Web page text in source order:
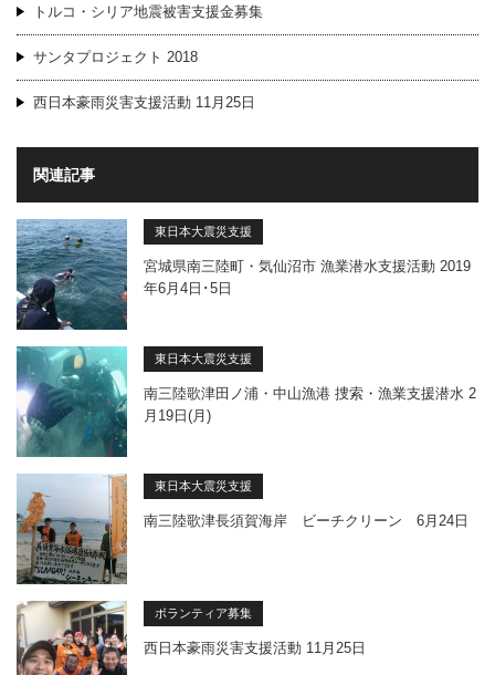
トルコ・シリア地震被害支援金募集
サンタプロジェクト 2018
西日本豪雨災害支援活動 11月25日
関連記事
東日本大震災支援
宮城県南三陸町・気仙沼市 漁業潜水支援活動 2019
年6月4日･5日
東日本大震災支援
南三陸歌津田ノ浦・中山漁港 捜索・漁業支援潜水 2
月19日(月)
東日本大震災支援
南三陸歌津長須賀海岸 ビーチクリーン 6月24日
ボランティア募集
西日本豪雨災害支援活動 11月25日